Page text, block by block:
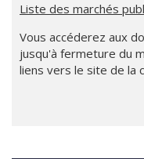
Liste des marchés
Vous accéderez aux
jusqu'à fermeture du
liens vers le site de la